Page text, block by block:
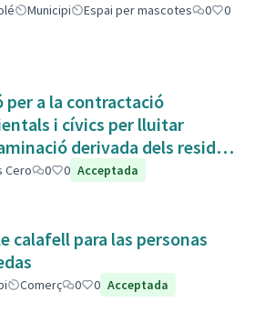
Municipi Espai per mascotes 0
0
per a la contractació
i cívics per lluitar
derivada dels residus
Cero 0 0 Acceptada
calafell para las personas
Comerç 0 0 Acceptada